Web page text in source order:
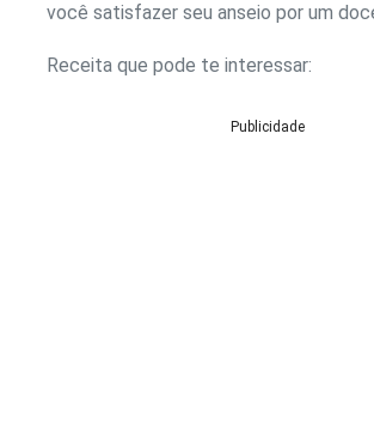
você satisfazer seu anseio por um
Receita que pode te interessar:
Publicidade